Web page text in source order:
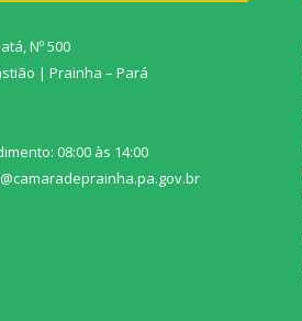
Nº 500
| Prainha – Pará
08:00 às 14:00